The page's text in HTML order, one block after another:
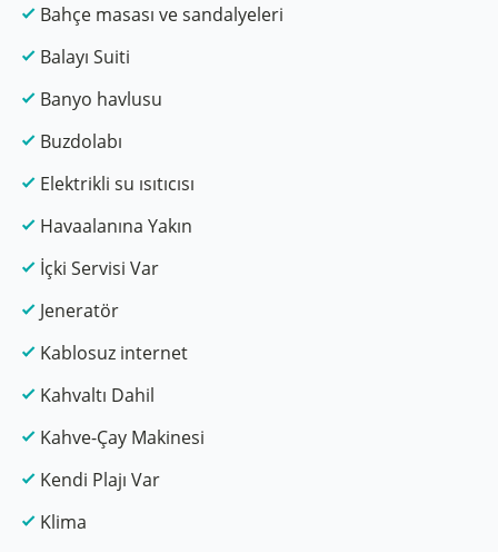
Bahçe masası ve sandalyeleri
Balayı Suiti
Banyo havlusu
Buzdolabı
Elektrikli su ısıtıcısı
Havaalanına Yakın
İçki Servisi Var
Jeneratör
Kablosuz internet
Kahvaltı Dahil
Kahve-Çay Makinesi
Kendi Plajı Var
Klima